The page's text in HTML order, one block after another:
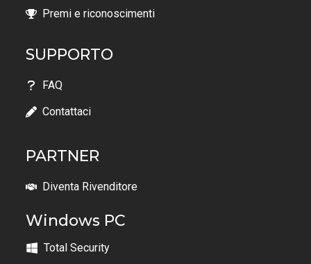
Premi e riconoscimenti
SUPPORTO
FAQ
Contattaci
PARTNER
Diventa Rivenditore
Windows PC
Total Security